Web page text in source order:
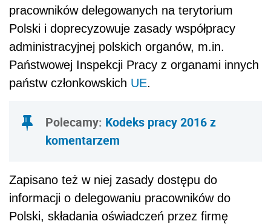
pracowników delegowanych na terytorium
Polski i doprecyzowuje zasady współpracy
administracyjnej polskich organów, m.in.
Państwowej Inspekcji Pracy z organami innych
państw członkowskich UE.
Polecamy: Kodeks pracy 2016 z
komentarzem
Zapisano też w niej zasady dostępu do
informacji o delegowaniu pracowników do
Polski, składania oświadczeń przez firmę